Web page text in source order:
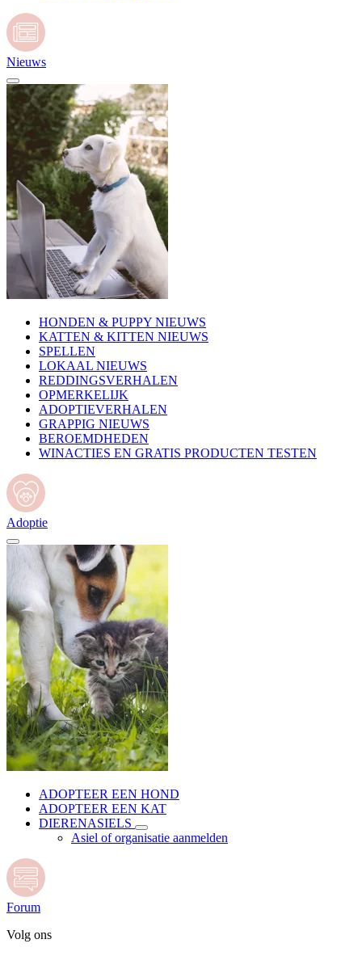
Nieuws
HONDEN & PUPPY NIEUWS
KATTEN & KITTEN NIEUWS
SPELLEN
LOKAAL NIEUWS
REDDINGSVERHALEN
OPMERKELIJK
ADOPTIEVERHALEN
GRAPPIG NIEUWS
BEROEMDHEDEN
WINACTIES EN GRATIS PRODUCTEN TESTEN
Adoptie
ADOPTEER EEN HOND
ADOPTEER EEN KAT
DIERENASIELS
Asiel of organisatie aanmelden
Forum
Volg ons